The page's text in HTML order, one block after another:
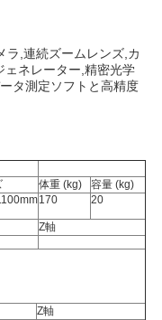
ラ,連続ズームレンズ,カ
ェネレーター,精密光学
タ測定ソフトと高精度
体重 (kg)
容量 (kg)
170 20
Z軸
Z軸